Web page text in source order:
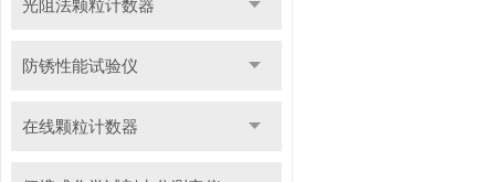
光阻法颗粒计数器
防锈性能试验仪
在线颗粒计数器